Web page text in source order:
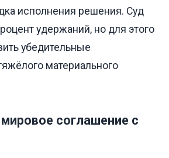
исполнения решения. Суд
удержаний, но для этого
убедительные
материального
соглашение с